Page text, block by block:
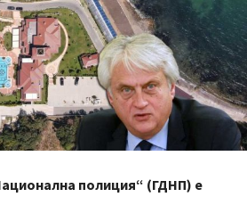
полиция“ (ГДНП) е